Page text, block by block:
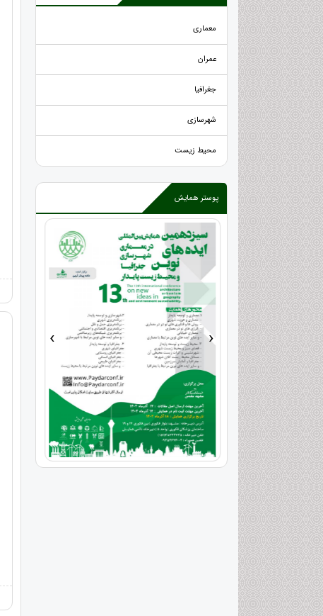
معماری
عمران
جغرافیا
شهرسازی
محیط زیست
پوستر همایش
› ‹